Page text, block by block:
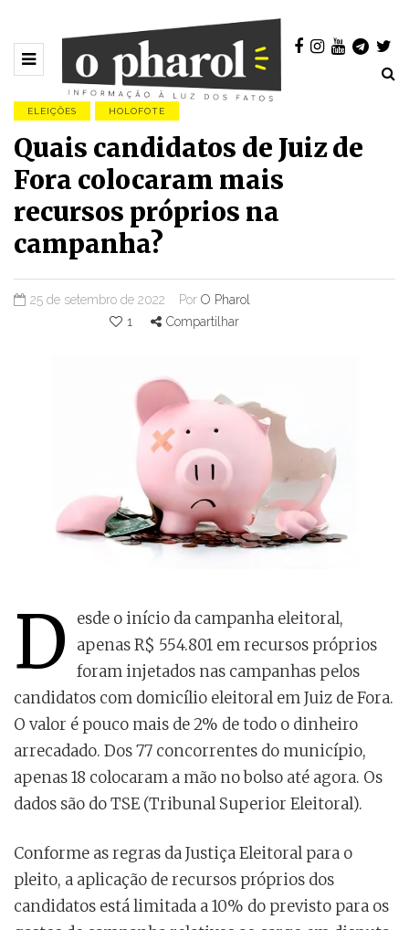
ELEIÇÕES HOLOFOTE
Quais candidatos de Juiz de
Fora colocaram mais
recursos próprios na
campanha?
25 de setembro de 2022 Por O Pharol
1
Compartilhar
D
esde o início da campanha eleitoral,
apenas R$ 554.801 em recursos próprios
foram injetados nas campanhas pelos
candidatos com domicílio eleitoral em Juiz de Fora.
O valor é pouco mais de 2% de todo o dinheiro
arrecadado. Dos 77 concorrentes do município,
apenas 18 colocaram a mão no bolso até agora. Os
dados são do TSE (Tribunal Superior Eleitoral).
Conforme as regras da Justiça Eleitoral para o
pleito, a aplicação de recursos próprios dos
candidatos está limitada a 10% do previsto para os